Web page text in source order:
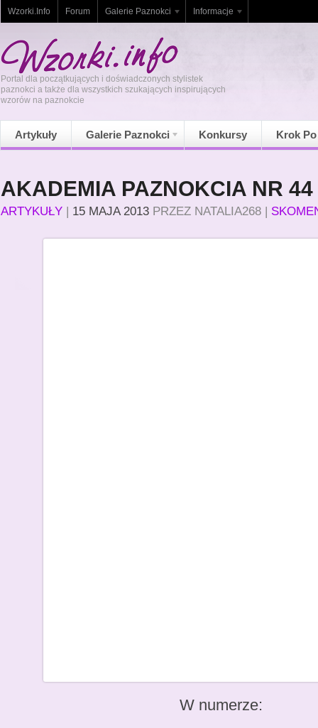
Wzorki.Info Forum Galerie Paznokci Informacje
Portal dla początkujących i doświadczonych stylistek
paznokci a także dla wszystkich szukających inspirujących
wzorów na paznokcie
Artykuły Galerie Paznokci Konkursy Krok
AKADEMIA PAZNOKCIA NR 44
ARTYKUŁY | 15 MAJA 2013 PRZEZ NATALIA268 |
W numerze: